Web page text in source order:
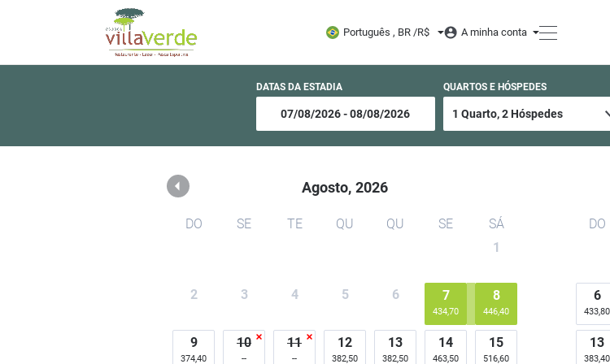
Espaço Villa Verde Português , BR /R$ A minha conta
DATAS DA ESTADIA QUARTOS E HÓSPEDES
Agosto, 2026
DO SE TE QU QU SE
SÁ
1
2 3 4 5 6 7
434,70
8
446,40
9
374,40
10 11 12
382,50
13
382,50
14
463,50
15
516,60
DO
6
433,80
13
383,40